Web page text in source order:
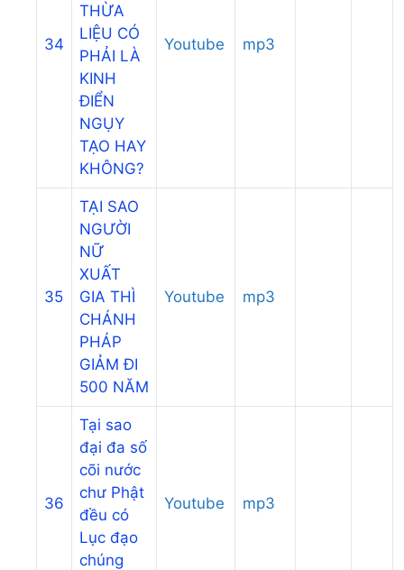
34
THỪA
LIỆU CÓ
PHẢI LÀ
KINH
ĐIỂN
NGỤY
TẠO HAY
KHÔNG?
Youtube mp3
35
TẠI SAO
NGƯỜI
NỮ
XUẤT
GIA THÌ
CHÁNH
PHÁP
GIẢM ĐI
500 NĂM
Youtube mp3
36
Tại sao
đại đa số
cõi nước
chư Phật
đều có
Lục đạo
chúng
Youtube mp3